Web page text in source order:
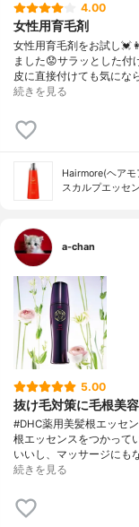
4.00
女性用育毛剤
女性用育毛剤をお試し
ました😟サラッとした付
皮に直接付けても気にな
続きを見る
Hairmore(ヘアモ
スカルプエッセ
a-chan
5.00
抜け毛対策に毛根美容
#DHC薬用美髪根エッセ
根エッセンスをつかって
いいし、マッサージに
続きを見る